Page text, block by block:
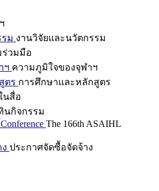
ม งานวิจัยและนวัตกรรม
ร่วมมือ
ฯ ความภูมิใจของจุฬาฯ
ตร การศึกษาและหลักสูตร
นสื่อ
นกิจกรรม
The 166th ASAIHL
ประกาศจัดซื้อจัดจ้าง